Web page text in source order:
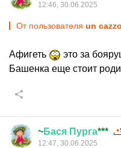
12:46, 30.06.2025
От пользователя un
Афигеть
это за
Башенка еще стоит
~Бася Пурга***
12:47, 30.06.2025